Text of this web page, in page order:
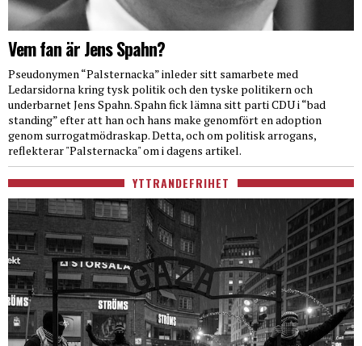
Vem fan är Jens Spahn?
Pseudonymen “Palsternacka” inleder sitt samarbete med
Ledarsidorna kring tysk politik och den tyske politikern och
underbarnet Jens Spahn. Spahn fick lämna sitt parti CDU i “bad
standing” efter att han och hans make genomfört en adoption
genom surrogatmödraskap. Detta, och om politisk arrogans,
reflekterar "Palsternacka" om i dagens artikel.
YTTRANDEFRIHET